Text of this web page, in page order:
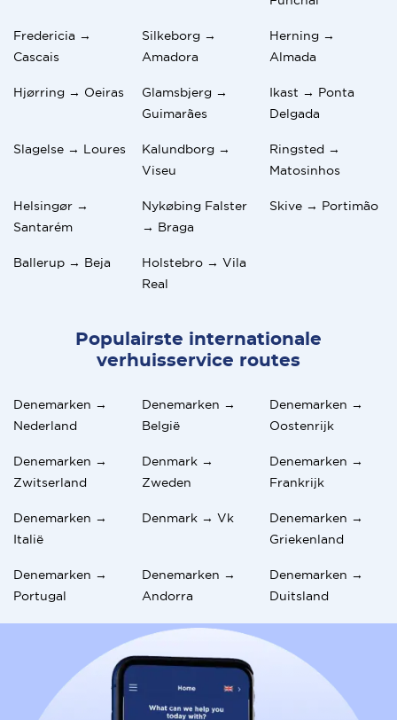
Fredericia →
Cascais
Silkeborg →
Amadora
Herning →
Almada
Hjørring → Oeiras
Glamsbjerg →
Guimarães
Ikast → Ponta
Delgada
Slagelse → Loures
Kalundborg →
Viseu
Ringsted →
Matosinhos
Helsingør →
Santarém
Nykøbing Falster
→ Braga
Skive → Portimão
Ballerup → Beja
Holstebro → Vila
Real
Populairste internationale
verhuisservice routes
Denemarken →
Nederland
Denemarken →
België
Denemarken →
Oostenrijk
Denemarken →
Zwitserland
Denmark →
Zweden
Denemarken →
Frankrijk
Denemarken →
Italië
Denmark → Vk
Denemarken →
Griekenland
Denemarken →
Portugal
Denemarken →
Andorra
Denemarken →
Duitsland